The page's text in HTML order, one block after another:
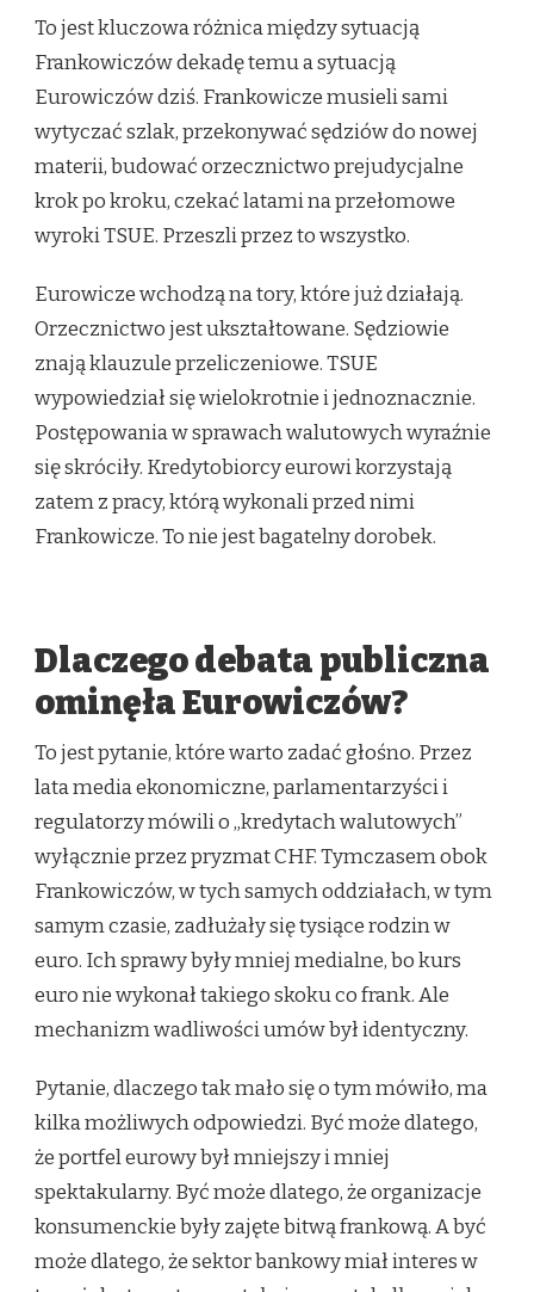
To jest kluczowa różnica między sytuacją
Frankowiczów dekadę temu a sytuacją
Eurowiczów dziś. Frankowicze musieli sami
wytyczać szlak, przekonywać sędziów do nowej
materii, budować orzecznictwo prejudycjalne
krok po kroku, czekać latami na przełomowe
wyroki TSUE. Przeszli przez to wszystko.
Eurowicze wchodzą na tory, które już działają.
Orzecznictwo jest ukształtowane. Sędziowie
znają klauzule przeliczeniowe. TSUE
wypowiedział się wielokrotnie i jednoznacznie.
Postępowania w sprawach walutowych wyraźnie
się skróciły. Kredytobiorcy eurowi korzystają
zatem z pracy, którą wykonali przed nimi
Frankowicze. To nie jest bagatelny dorobek.
Dlaczego debata publiczna
ominęła Eurowiczów?
To jest pytanie, które warto zadać głośno. Przez
lata media ekonomiczne, parlamentarzyści i
regulatorzy mówili o „kredytach walutowych”
wyłącznie przez pryzmat CHF. Tymczasem obok
Frankowiczów, w tych samych oddziałach, w tym
samym czasie, zadłużały się tysiące rodzin w
euro. Ich sprawy były mniej medialne, bo kurs
euro nie wykonał takiego skoku co frank. Ale
mechanizm wadliwości umów był identyczny.
Pytanie, dlaczego tak mało się o tym mówiło, ma
kilka możliwych odpowiedzi. Być może dlatego,
że portfel eurowy był mniejszy i mniej
spektakularny. Być może dlatego, że organizacje
konsumenckie były zajęte bitwą frankową. A być
może dlatego, że sektor bankowy miał interes w